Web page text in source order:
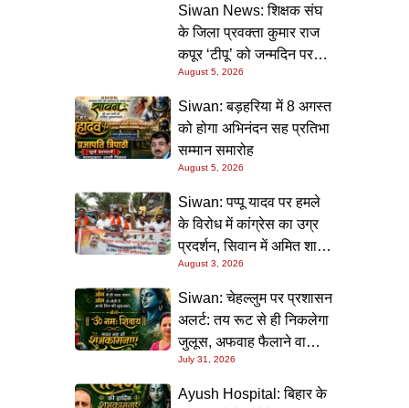
Siwan News: शिक्षक संघ
के जिला प्रवक्ता कुमार राज
कपूर ‘टीपू’ को जन्मदिन पर
मिली शुभकामनाओं की सौगात
August 5, 2026
Siwan: बड़हरिया में 8 अगस्त
को होगा अभिनंदन सह प्रतिभा
सम्मान समारोह
August 5, 2026
Siwan: पप्पू यादव पर हमले
के विरोध में कांग्रेस का उग्र
प्रदर्शन, सिवान में अमित शाह
का पुतला फूंका
August 3, 2026
Siwan: चेहल्लुम पर प्रशासन
अलर्ट: तय रूट से ही निकलेगा
जुलूस, अफवाह फैलाने वालों
पर होगी सख्त कार्रवाई
July 31, 2026
Ayush Hospital: बिहार के